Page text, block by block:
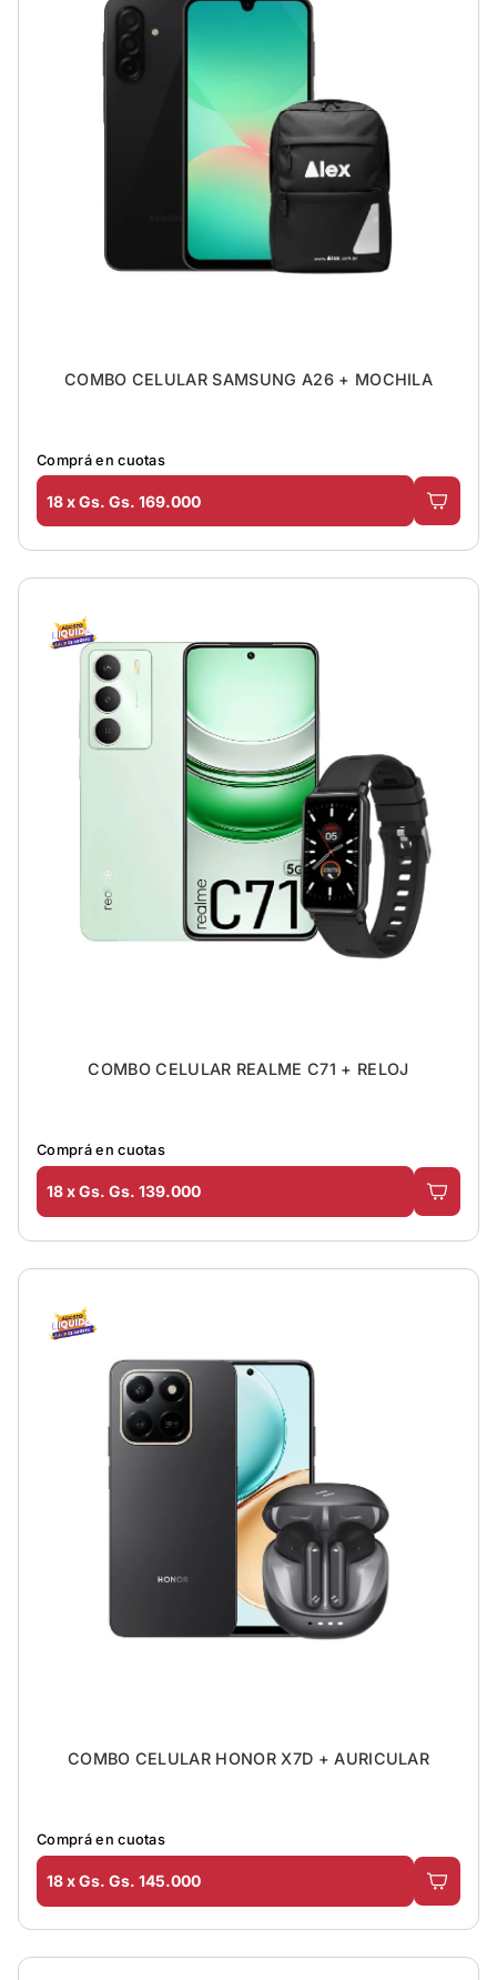
COMBO CELULAR SAMSUNG A26 + MOCHILA
Comprá en cuotas
18 x Gs. Gs. 169.000
COMBO CELULAR REALME C71 + RELOJ
Comprá en cuotas
18 x Gs. Gs. 139.000
COMBO CELULAR HONOR X7D + AURICULAR
Comprá en cuotas
18 x Gs. Gs. 145.000